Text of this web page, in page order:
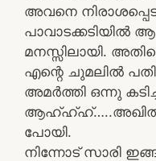
അവനെ
മനസ്സിലായി.
എന്റെ ചുമലിൽ
അമർത്തി ഒന്നു
പോയി.
നിന്നോട് സാരി